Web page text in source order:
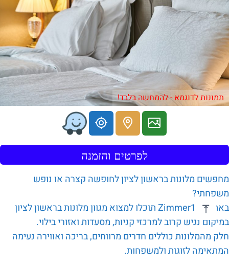
תמונות לדוגמא - להמחשה בלבד!
לפרטים והזמנה
מחפשים מלונות בראשון לציון לחופשה קצרה או נופש
משפחתי?
באתר Zimmer123 תוכלו למצוא מגוון מלונות בראשון לציון
במיקום נגיש קרוב למרכזי קניות, מסעדות ואזורי בילוי.
חלק מהמלונות כוללים חדרים מרווחים, בריכה ואווירה נעימה
המתאימה לזוגות ולמשפחות.